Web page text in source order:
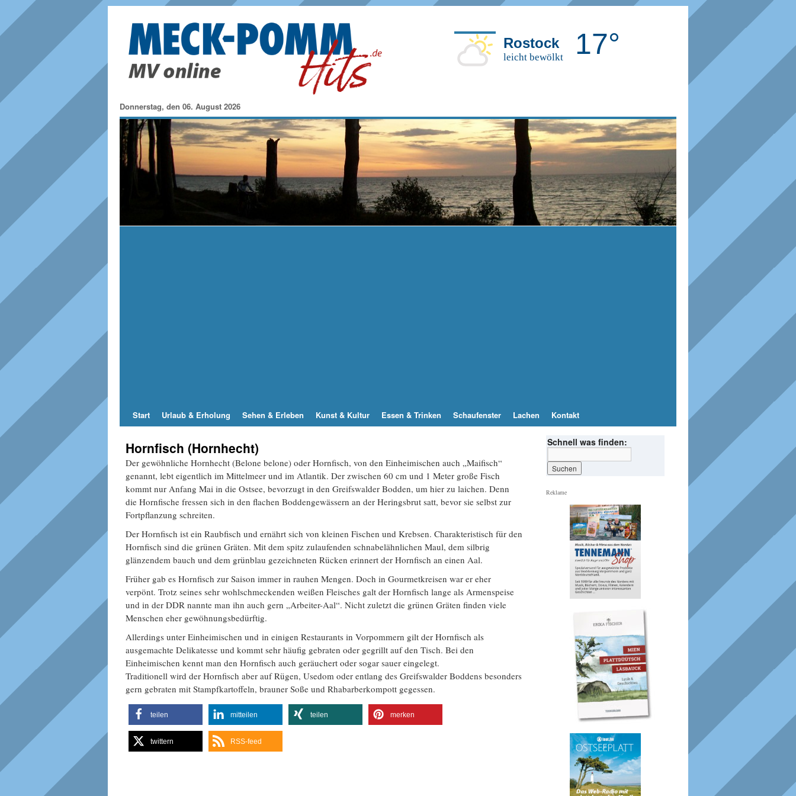
Donnerstag, den 06. August 2026
Rostock
leicht bewölkt 17°
Start Urlaub & Erholung Sehen & Erleben Kunst & Kultur Essen & Trinken Schaufenster Lachen Kontakt
Hornfisch (Hornhecht)
Der gewöhnliche Hornhecht (Belone belone) oder Hornfisch, von den Einheimischen auch „Maifisch“
genannt, lebt eigentlich im Mittelmeer und im Atlantik. Der zwischen 60 cm und 1 Meter große Fisch
kommt nur Anfang Mai in die Ostsee, bevorzugt in den Greifswalder Bodden, um hier zu laichen. Denn
die Hornfische fressen sich in den flachen Boddengewässern an der Heringsbrut satt, bevor sie selbst zur
Fortpflanzung schreiten.
Der Hornfisch ist ein Raubfisch und ernährt sich von kleinen Fischen und Krebsen. Charakteristisch für den
Hornfisch sind die grünen Gräten. Mit dem spitz zulaufenden schnabelähnlichen Maul, dem silbrig
glänzendem bauch und dem grünblau gezeichneten Rücken erinnert der Hornfisch an einen Aal.
Früher gab es Hornfisch zur Saison immer in rauhen Mengen. Doch in Gourmetkreisen war er eher
verpönt. Trotz seines sehr wohlschmeckenden weißen Fleisches galt der Hornfisch lange als Armenspeise
und in der DDR nannte man ihn auch gern „Arbeiter-Aal“. Nicht zuletzt die grünen Gräten finden viele
Menschen eher gewöhnungsbedürftig.
Allerdings unter Einheimischen und in einigen Restaurants in Vorpommern gilt der Hornfisch als
ausgemachte Delikatesse und kommt sehr häufig gebraten oder gegrillt auf den Tisch. Bei den
Einheimischen kennt man den Hornfisch auch geräuchert oder sogar sauer eingelegt.
Traditionell wird der Hornfisch aber auf Rügen, Usedom oder entlang des Greifswalder Boddens besonders
gern gebraten mit Stampfkartoffeln, brauner Soße und Rhabarberkompott gegessen.
teilen mitteilen teilen merken
twittern RSS-feed
Schnell was finden:
Reklame